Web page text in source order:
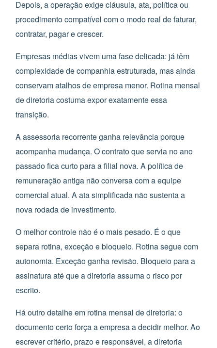
Depois, a operação exige cláusula, ata, política ou
procedimento compatível com o modo real de faturar,
contratar, pagar e crescer.
Empresas médias vivem uma fase delicada: já têm
complexidade de companhia estruturada, mas ainda
conservam atalhos de empresa menor. Rotina mensal
de diretoria costuma expor exatamente essa
transição.
A assessoria recorrente ganha relevância porque
acompanha mudança. O contrato que servia no ano
passado fica curto para a filial nova. A política de
remuneração antiga não conversa com a equipe
comercial atual. A ata simplificada não sustenta a
nova rodada de investimento.
O melhor controle não é o mais pesado. É o que
separa rotina, exceção e bloqueio. Rotina segue com
autonomia. Exceção ganha revisão. Bloqueio para a
assinatura até que a diretoria assuma o risco por
escrito.
Há outro detalhe em rotina mensal de diretoria: o
documento certo força a empresa a decidir melhor. Ao
escrever critério, prazo e responsável, a diretoria